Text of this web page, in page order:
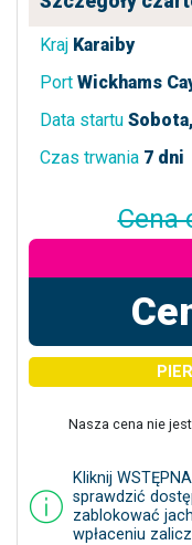
Kraj Karaiby
Port Wickhams
Data startu
Czas trwania 7 dni
Cena
Nasza cena nie
Kliknij
sprawdzić
zablokować
wpłaceniu